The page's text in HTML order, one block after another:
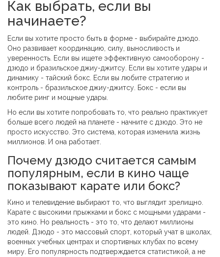
Как выбрать, если вы
начинаете?
Если вы хотите просто быть в форме - выбирайте дзюдо.
Оно развивает координацию, силу, выносливость и
уверенность. Если вы ищете эффективную самооборону -
дзюдо и бразильское джиу-джитсу. Если вы хотите удары и
динамику - тайский бокс. Если вы любите стратегию и
контроль - бразильское джиу-джитсу. Бокс - если вы
любите ринг и мощные удары.
Но если вы хотите попробовать то, что реально практикует
больше всего людей на планете - начните с дзюдо. Это не
просто искусство. Это система, которая изменила жизнь
миллионов. И она работает.
Почему дзюдо считается самым
популярным, если в кино чаще
показывают карате или бокс?
Кино и телевидение выбирают то, что выглядит зрелищно.
Карате с высокими прыжками и бокс с мощными ударами -
это кино. Но реальность - это то, что делают миллионы
людей. Дзюдо - это массовый спорт, который учат в школах,
военных учебных центрах и спортивных клубах по всему
миру. Его популярность подтверждается статистикой, а не